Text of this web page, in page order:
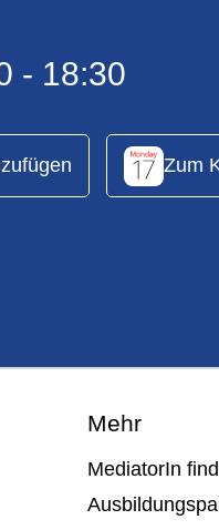
- 18:30
Zum
Mehr
MediatorIn